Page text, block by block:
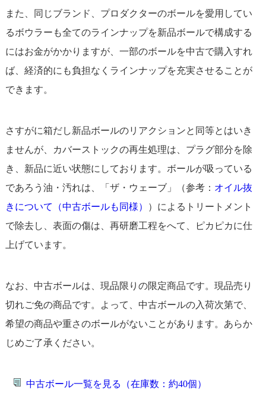
また、同じブランド、プロダクターのボールを愛用してい
るボウラーも全てのラインナップを新品ボールで構成する
にはお金がかかりますが、一部のボールを中古で購入すれ
ば、経済的にも負担なくラインナップを充実させることが
できます。
さすがに箱だし新品ボールのリアクションと同等とはいき
ませんが、カバーストックの再生処理は、プラグ部分を除
き、新品に近い状態にしております。ボールが吸っている
であろう油・汚れは、「ザ・ウェーブ」（参考： オイル抜
きについて（中古ボールも同様）
）によるトリートメント
で除去し、表面の傷は、再研磨工程をへて、ピカピカに仕
上げています。
なお、中古ボールは、現品限りの限定商品です。現品売り
切れご免の商品です。よって、中古ボールの入荷次第で、
希望の商品や重さのボールがないことがあります。あらか
じめご了承ください。
中古ボール一覧を見る（在庫数：約40個）